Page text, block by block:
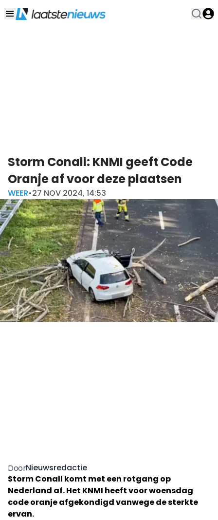
Storm Conall: KNMI geeft Code
Oranje af voor deze plaatsen
WEER•27 NOV 2024, 14:53
DoorNieuwsredactie
Storm Conall komt met een rotgang op
Nederland af. Het KNMI heeft voor woensdag
code oranje afgekondigd vanwege de sterkte
ervan.